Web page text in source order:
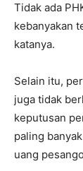
Tidak ada
kebanyakan
katanya.
Selain itu,
juga tidak
keputusan
paling
uang